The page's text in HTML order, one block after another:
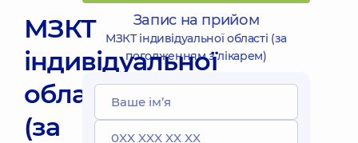
МЗКТ
індивідуальної
області
(за
Запис на прийом
МЗКТ індивідуальної області (за
погодженням з лікарем)